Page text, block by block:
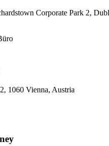
Corporate Park 2,
1060 Vienna, Austria